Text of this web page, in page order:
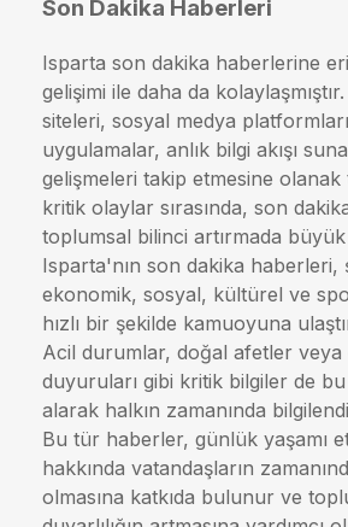
Son Dakika Haberleri
Isparta son dakika haberlerine
gelişimi ile daha da
siteleri, sosyal medya
uygulamalar, anlık bilgi akışı
gelişmeleri takip etmesine olanak
kritik olaylar sırasında, son
toplumsal bilinci artırmada büyük
Isparta'nın son dakika haberleri,
ekonomik, sosyal, kültürel ve
hızlı bir şekilde kamuoyuna
Acil durumlar, doğal afetler veya
duyuruları gibi kritik bilgiler de
alarak halkın zamanında
Bu tür haberler, günlük yaşamı
hakkında vatandaşların
olmasına katkıda bulunur ve